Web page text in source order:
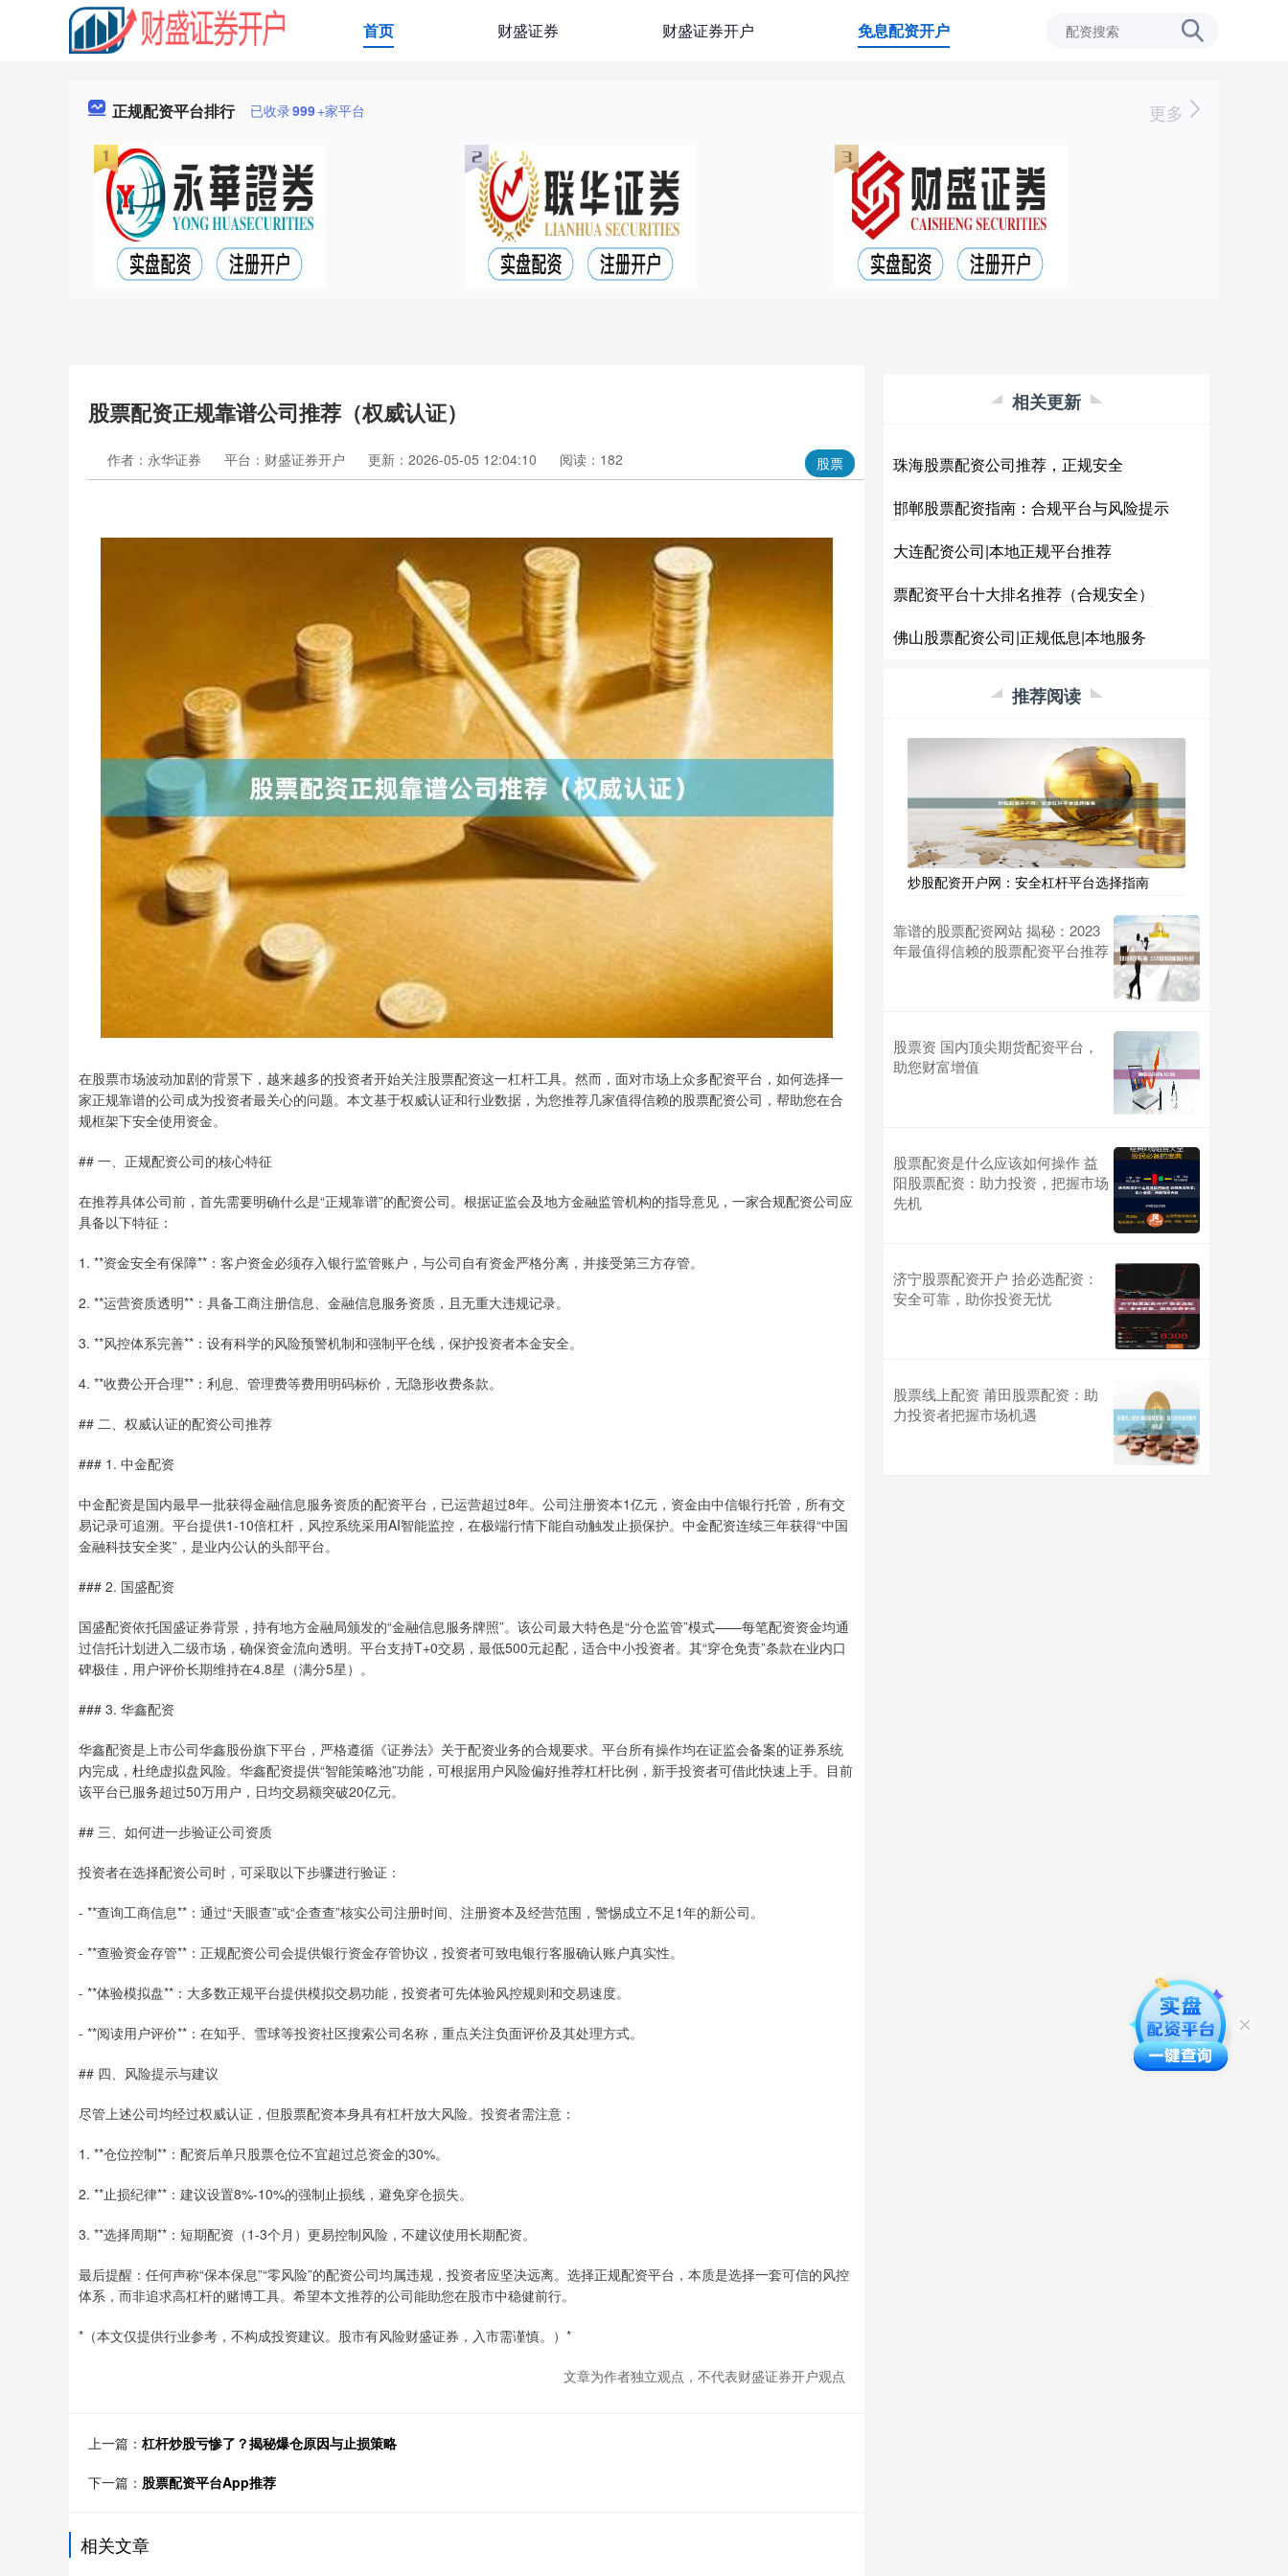
首页 财盛证券 财盛证券开户 免息配资开户
正规配资平台排行 已收录999+家平台 更多
股票配资正规靠谱公司推荐（权威认证）
股票
作者：永华证券 平台：财盛证券开户 更新：2026-05-05 12:04:10 阅读：182
在股票市场波动加剧的背景下，越来越多的投资者开始关注股票配资这一杠杆工具。然而，面对市场上众多配资平台，如何选择一
家正规靠谱的公司成为投资者最关心的问题。本文基于权威认证和行业数据，为您推荐几家值得信赖的股票配资公司，帮助您在合
规框架下安全使用资金。
## 一、正规配资公司的核心特征
在推荐具体公司前，首先需要明确什么是“正规靠谱”的配资公司。根据证监会及地方金融监管机构的指导意见，一家合规配资公司应
具备以下特征：
1. **资金安全有保障**：客户资金必须存入银行监管账户，与公司自有资金严格分离，并接受第三方存管。
2. **运营资质透明**：具备工商注册信息、金融信息服务资质，且无重大违规记录。
3. **风控体系完善**：设有科学的风险预警机制和强制平仓线，保护投资者本金安全。
4. **收费公开合理**：利息、管理费等费用明码标价，无隐形收费条款。
## 二、权威认证的配资公司推荐
### 1. 中金配资
中金配资是国内最早一批获得金融信息服务资质的配资平台，已运营超过8年。公司注册资本1亿元，资金由中信银行托管，所有交
易记录可追溯。平台提供1-10倍杠杆，风控系统采用AI智能监控，在极端行情下能自动触发止损保护。中金配资连续三年获得“中国
金融科技安全奖”，是业内公认的头部平台。
### 2. 国盛配资
国盛配资依托国盛证券背景，持有地方金融局颁发的“金融信息服务牌照”。该公司最大特色是“分仓监管”模式——每笔配资资金均通
过信托计划进入二级市场，确保资金流向透明。平台支持T+0交易，最低500元起配，适合中小投资者。其“穿仓免责”条款在业内口
碑极佳，用户评价长期维持在4.8星（满分5星）。
### 3. 华鑫配资
华鑫配资是上市公司华鑫股份旗下平台，严格遵循《证券法》关于配资业务的合规要求。平台所有操作均在证监会备案的证券系统
内完成，杜绝虚拟盘风险。华鑫配资提供“智能策略池”功能，可根据用户风险偏好推荐杠杆比例，新手投资者可借此快速上手。目前
该平台已服务超过50万用户，日均交易额突破20亿元。
## 三、如何进一步验证公司资质
投资者在选择配资公司时，可采取以下步骤进行验证：
- **查询工商信息**：通过“天眼查”或“企查查”核实公司注册时间、注册资本及经营范围，警惕成立不足1年的新公司。
- **查验资金存管**：正规配资公司会提供银行资金存管协议，投资者可致电银行客服确认账户真实性。
- **体验模拟盘**：大多数正规平台提供模拟交易功能，投资者可先体验风控规则和交易速度。
- **阅读用户评价**：在知乎、雪球等投资社区搜索公司名称，重点关注负面评价及其处理方式。
## 四、风险提示与建议
尽管上述公司均经过权威认证，但股票配资本身具有杠杆放大风险。投资者需注意：
1. **仓位控制**：配资后单只股票仓位不宜超过总资金的30%。
2. **止损纪律**：建议设置8%-10%的强制止损线，避免穿仓损失。
3. **选择周期**：短期配资（1-3个月）更易控制风险，不建议使用长期配资。
最后提醒：任何声称“保本保息”“零风险”的配资公司均属违规，投资者应坚决远离。选择正规配资平台，本质是选择一套可信的风控
体系，而非追求高杠杆的赌博工具。希望本文推荐的公司能助您在股市中稳健前行。
*（本文仅提供行业参考，不构成投资建议。股市有风险财盛证券，入市需谨慎。）*
文章为作者独立观点，不代表财盛证券开户观点
上一篇： 杠杆炒股亏惨了？揭秘爆仓原因与止损策略
下一篇： 股票配资平台App推荐
相关文章
相关更新
珠海股票配资公司推荐，正规安全
邯郸股票配资指南：合规平台与风险提示
大连配资公司|本地正规平台推荐
票配资平台十大排名推荐（合规安全）
佛山股票配资公司|正规低息|本地服务
推荐阅读
炒股配资开户网：安全杠杆平台选择指南
靠谱的股票配资网站 揭秘：2023
年最值得信赖的股票配资平台推荐
股票资 国内顶尖期货配资平台，
助您财富增值
股票配资是什么应该如何操作 益
阳股票配资：助力投资，把握市场
先机
济宁股票配资开户 拾必选配资：
安全可靠，助你投资无忧
股票线上配资 莆田股票配资：助
力投资者把握市场机遇